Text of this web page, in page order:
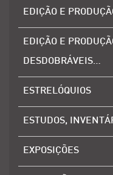
EDIÇÃO E
EDIÇÃO E
DESDOBRÁVEIS…
ESTRELÓQUIOS
ESTUDOS,
EXPOSIÇÕES